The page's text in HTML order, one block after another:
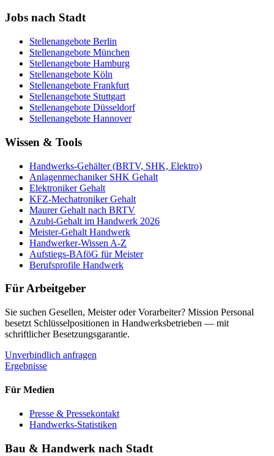
Jobs nach Stadt
Stellenangebote Berlin
Stellenangebote München
Stellenangebote Hamburg
Stellenangebote Köln
Stellenangebote Frankfurt
Stellenangebote Stuttgart
Stellenangebote Düsseldorf
Stellenangebote Hannover
Wissen & Tools
Handwerks-Gehälter (BRTV, SHK, Elektro)
Anlagenmechaniker SHK Gehalt
Elektroniker Gehalt
KFZ-Mechatroniker Gehalt
Maurer Gehalt nach BRTV
Azubi-Gehalt im Handwerk 2026
Meister-Gehalt Handwerk
Handwerker-Wissen A-Z
Aufstiegs-BAföG für Meister
Berufsprofile Handwerk
Für Arbeitgeber
Sie suchen Gesellen, Meister oder Vorarbeiter? Mission Personal
besetzt Schlüsselpositionen in Handwerksbetrieben — mit
schriftlicher Besetzungsgarantie.
Unverbindlich anfragen
Ergebnisse
Für Medien
Presse & Pressekontakt
Handwerks-Statistiken
Bau & Handwerk nach Stadt